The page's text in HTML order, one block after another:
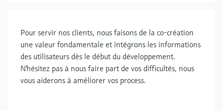
Pour servir nos clients, nous faisons de la co-création
une valeur fondamentale et intégrons les informations
des utilisateurs dès le début du développement.
N'hésitez pas à nous faire part de vos difficultés, nous
vous aiderons à améliorer vos process.